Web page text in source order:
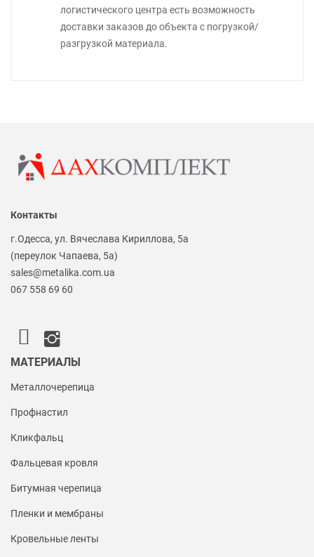
логистического центра есть возможность
доставки заказов до объекта с погрузкой/
разгрузкой материала.
Контакты
г.Одесса, ул. Вячеслава Кириллова, 5а
(переулок Чапаева, 5а)
sales@metalika.com.ua
067 558 69 60
МАТЕРИАЛЫ
Металлочерепица
Профнастил
Кликфальц
Фальцевая кровля
Битумная черепица
Пленки и мембраны
Кровельные ленты